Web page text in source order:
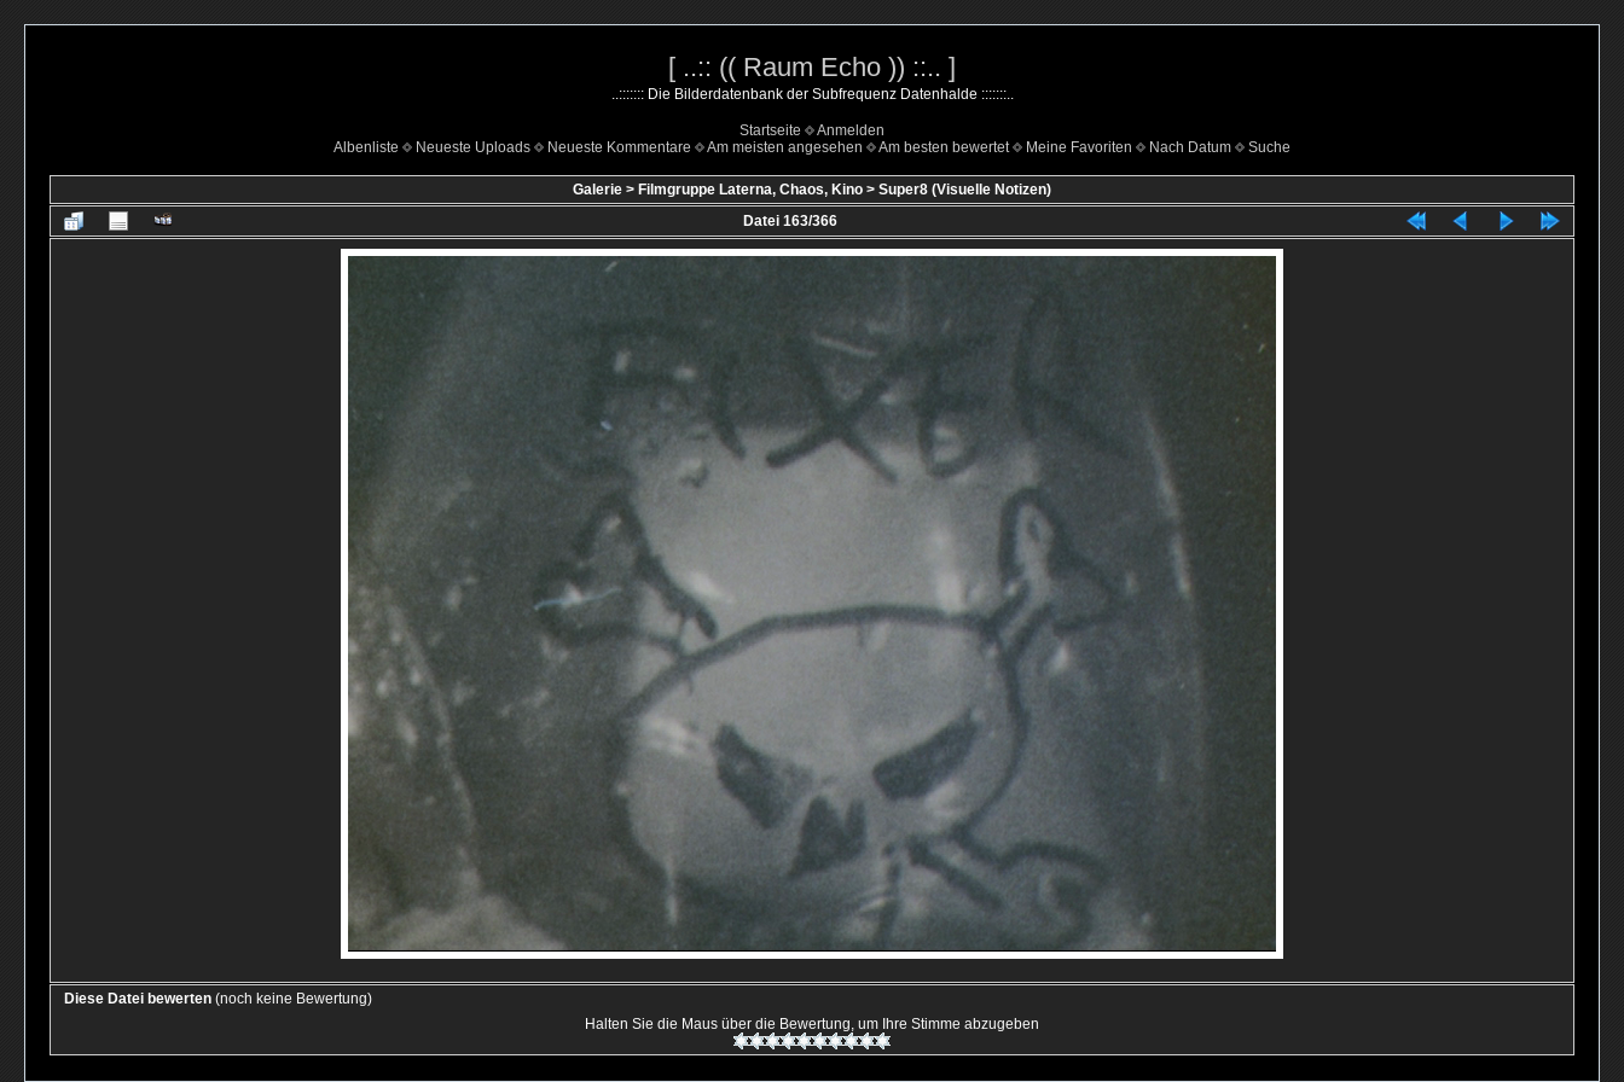
[ ..:: (( Raum Echo )) ::.. ]
..::::::: Die Bilderdatenbank der Subfrequenz Datenhalde :::::::..
Startseite
Anmelden
Albenliste
Neueste Uploads Neueste Kommentare Am meisten angesehen Am besten bewertet Meine Favoriten Nach Datum Suche
Galerie > Filmgruppe Laterna, Chaos, Kino > Super8 (Visuelle Notizen)
Datei 163/366
Diese Datei bewerten (noch keine Bewertung)
Halten Sie die Maus über die Bewertung, um Ihre Stimme abzugeben